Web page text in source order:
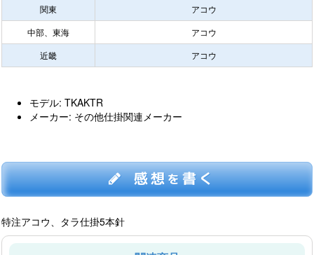
関東
アコウ
中部、東海
アコウ
近畿
アコウ
モデル: TKAKTR
メーカー: その他仕掛関連メーカー
感想を書く
特注アコウ、タラ仕掛5本針